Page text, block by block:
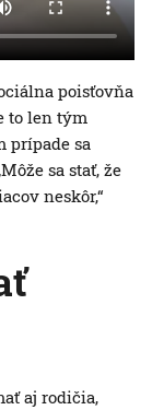
poisťovňa
to len tým
prípade sa
sa stať, že
neskôr,“
aj rodičia,